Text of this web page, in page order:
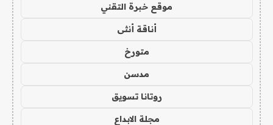
موقع خبرة التقني
أناقة أنثى
متورخ
مدسن
روتانا تسويق
مجلة الابداع